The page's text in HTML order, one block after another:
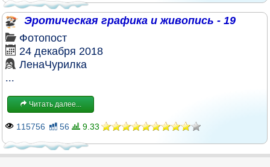
Эротическая графика и живопись - 19
Фотопост
24 декабря 2018
ЛенаЧурилка
...
Читать далее...
115756 56 9.33